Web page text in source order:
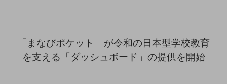
Smart Healthcare
Smart Industry
Smart Mobility
Smart Worksite
「まなびポケット」が令和の日本型学校教育
を支える「ダッシュボード」の提供を開始